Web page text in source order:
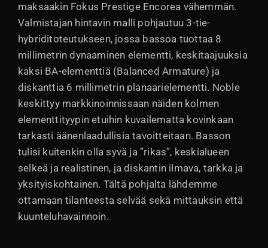
maksaakin Fokus Prestige Encorea vähemmän.
Valmistajan hintavin malli pohjautuu 3-tie-
hybriditoteutukseen, jossa bassoa tuottaa 8
millimetrin dynaaminen elementti, keskitaajuuksia
kaksi BA-elementtiä (Balanced Armature) ja
diskanttia 6 millimetrin planaarielementti. Noble
keskittyy markkinoinnissaan näiden kolmen
elementtityypin etuihin kuvailematta kovinkaan
tarkasti äänenlaadullisia tavoitteitaan. Basson
tulisi kuitenkin olla syvä ja ”rikas”, keskialueen
selkeä ja realistinen, ja diskantin ilmava, tarkka ja
yksityiskohtainen. Tältä pohjalta lähdemme
ottamaan tilanteesta selvää sekä mittauksin että
kuunteluhavainnoin.